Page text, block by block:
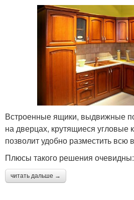
Встроенные ящики, выдвижные
на дверцах, крутящиеся угловые
позволит удобно разместить всю
Плюсы такого решения очевидны:
читать дальше →